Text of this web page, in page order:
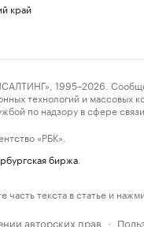
край
1995–2026.
технологий и массовых
по надзору в сфере
«РБК».
биржа
текста в статье и
авторских прав ·